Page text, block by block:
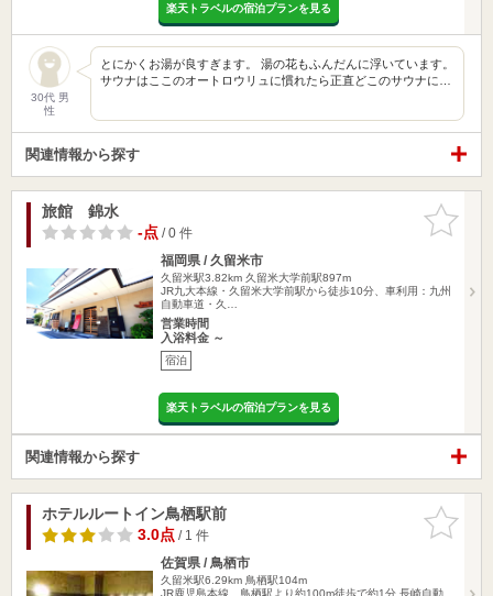
楽天トラベルの宿泊プランを見る
30代 男
性
とにかくお湯が良すぎます。 湯の花もふんだんに浮いています。
サウナはここのオートロウリュに慣れたら正直どこのサウナに…
関連情報から探す
お気に入
りに追加
旅館 錦水
-点/ 0 件
福岡県 / 久留米市
久留米駅3.82km 久留米大学前駅897m
JR九大本線・久留米大学前駅から徒歩10分、車利用：九州
自動車道・久…
営業時間
入浴料金 ～
宿泊
楽天トラベルの宿泊プランを見る
関連情報から探す
お気に入
りに追加
ホテルルートイン鳥栖駅前
3.0点/ 1 件
佐賀県 / 鳥栖市
久留米駅6.29km 鳥栖駅104m
JR鹿児島本線 鳥栖駅より約100m徒歩で約1分 長崎自動